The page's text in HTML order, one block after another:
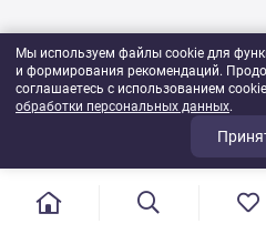
Мы используем файлы cookie для
и формирования рекомендаций.
соглашаетесь с использованием
обработки персональных данных.